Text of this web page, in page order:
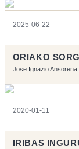
2025-06-22
ORIAKO
Jose Ignazio Ansorena
2020-01-11
IRIBAS